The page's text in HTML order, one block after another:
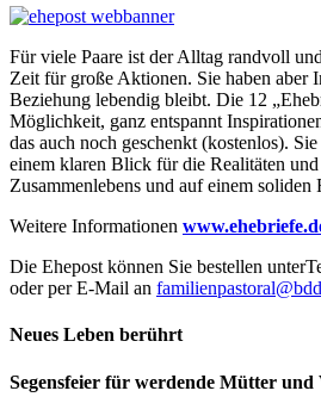
Für viele Paare ist der Alltag randvoll
Zeit für große Aktionen. Sie haben aber
Beziehung lebendig bleibt. Die 12
Möglichkeit, ganz entspannt
das auch noch geschenkt (kostenlos).
einem klaren Blick für die Realitäten
Zusammenlebens und auf einem soliden
Weitere Informationen
Die Ehepost können Sie bestellen
oder per E-Mail an
Neues Leben berührt
Segensfeier für werdende Mütter und